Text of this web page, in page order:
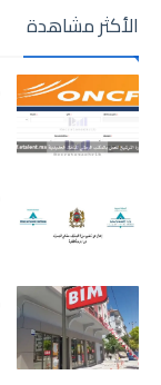
الأكثر مشاهدة